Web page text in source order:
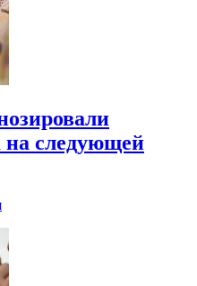
на следующей